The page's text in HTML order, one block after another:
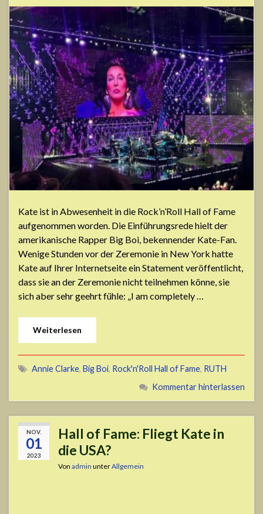
Kate ist in Abwesenheit in die Rock’n’Roll Hall of Fame
aufgenommen worden. Die Einführungsrede hielt der
amerikanische Rapper Big Boi, bekennender Kate-Fan.
Wenige Stunden vor der Zeremonie in New York hatte
Kate auf Ihrer Internetseite ein Statement veröffentlicht,
dass sie an der Zeremonie nicht teilnehmen könne, sie
sich aber sehr geehrt fühle: „I am completely …
Weiterlesen
Annie Clarke, Big Boi, Rock'n'Roll Hall of Fame, RUTH
Kommentar hinterlassen
NOV.
01
2023
Hall of Fame: Fliegt Kate in
die USA?
Von admin unterAllgemein